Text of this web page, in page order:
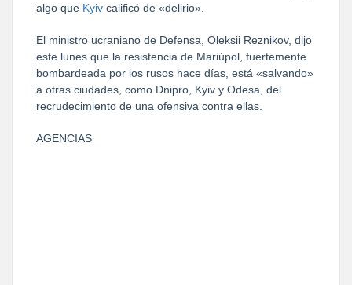
algo que Kyiv calificó de «delirio».
El ministro ucraniano de Defensa, Oleksii Reznikov, dijo
este lunes que la resistencia de Mariúpol, fuertemente
bombardeada por los rusos hace días, está «salvando»
a otras ciudades, como Dnipro, Kyiv y Odesa, del
recrudecimiento de una ofensiva contra ellas.
AGENCIAS